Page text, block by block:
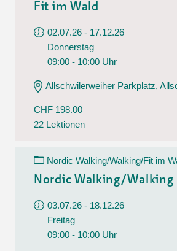
Fit im Wald
02.07.26 - 17.12.26
Donnerstag
09:00 - 10:00 Uhr
Allschwilerweiher Parkplatz,
CHF 198.00
22 Lektionen
Nordic Walking/Walking/Fit im
Nordic Walking/Walking
03.07.26 - 18.12.26
Freitag
09:00 - 10:00 Uhr